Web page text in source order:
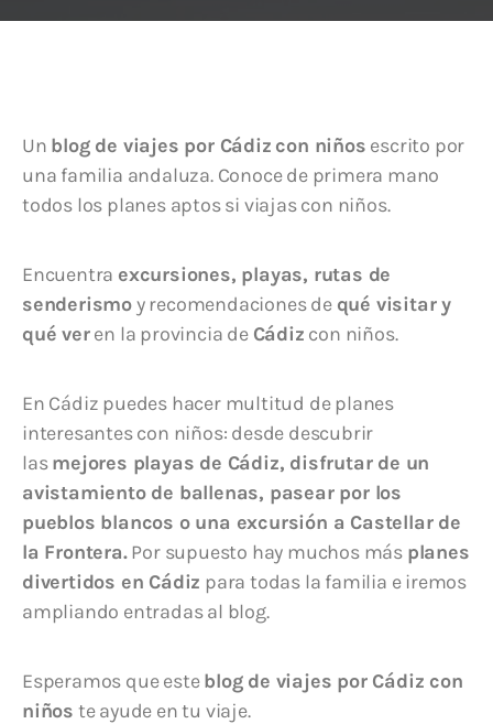
Un blog de viajes por Cádiz con niños escrito por
una familia andaluza. Conoce de primera mano
todos los planes aptos si viajas con niños.
Encuentra excursiones, playas, rutas de
senderismoy recomendaciones de qué visitar y
qué veren la provincia de Cádiz con niños.
En Cádiz puedes hacer multitud de planes
interesantes con niños: desde descubrir
lasmejores playas de Cádiz, disfrutar de un
avistamiento de ballenas, pasear por los
pueblos blancos o una excursión a Castellar de
la Frontera.Por supuesto hay muchos más planes
divertidos en Cádiz para todas la familia e iremos
ampliando entradas al blog.
Esperamos que esteblog de viajes por Cádiz con
niños te ayude en tu viaje.